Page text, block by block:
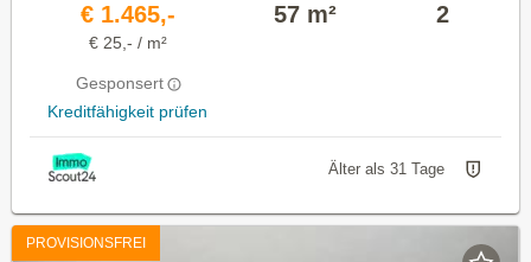
€ 1.465,-
€ 25,- / m²
Gesponsert
Kreditfähigkeit prüfen
57 m² 2
Älter als 31 Tage
PROVISIONSFREI